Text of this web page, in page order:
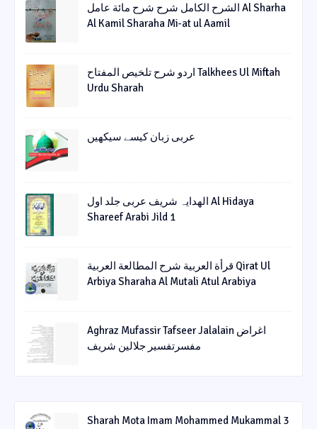
الشرح الکامل شرح شرح مائة عامل Al Sharha
Al Kamil Sharaha Mi-at ul Aamil
اردو شرح تلخیص المفتاح Talkhees Ul Miftah
Urdu Sharah
عربی زبان کیسے سیکھیں
الھدایہ شریف عربی جلد اول Al Hidaya
Shareef Arabi Jild 1
قرأة العربیة شرح المطالعة العربیة Qirat Ul
Arbiya Sharaha Al Mutali Atul Arabiya
Aghraz Mufassir Tafseer Jalalain اغراض
مفسرتفسیر جلالین شریف
Sharah Mota Imam Mohammed Mukammal 3